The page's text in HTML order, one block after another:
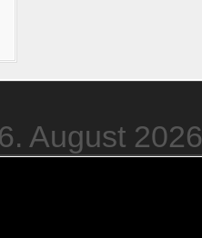
August 2026